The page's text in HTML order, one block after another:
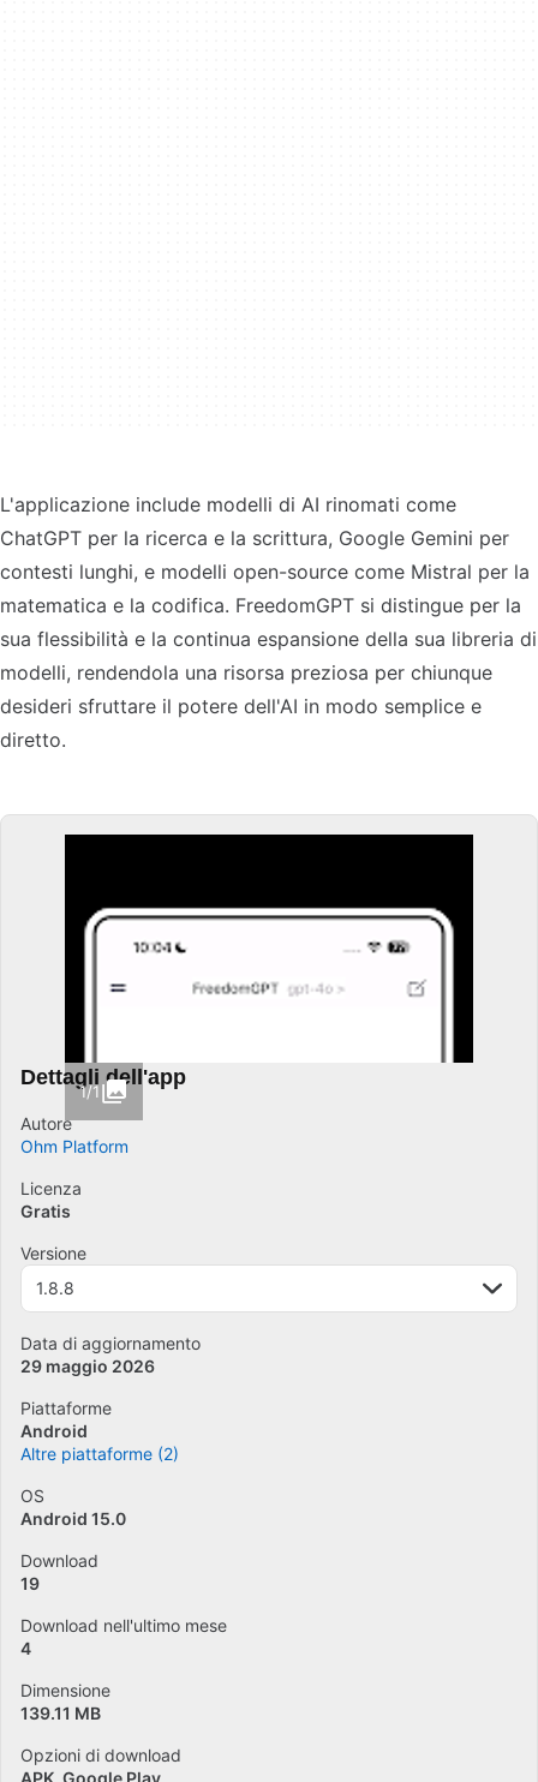
L'applicazione include modelli di AI rinomati come
ChatGPT per la ricerca e la scrittura, Google Gemini per
contesti lunghi, e modelli open-source come Mistral per la
matematica e la codifica. FreedomGPT si distingue per la
sua flessibilità e la continua espansione della sua libreria di
modelli, rendendola una risorsa preziosa per chiunque
desideri sfruttare il potere dell'AI in modo semplice e
diretto.
1/1
Dettagli dell'app
Autore
Ohm Platform
Licenza
Gratis
Versione
1.8.8
Data di aggiornamento
29 maggio 2026
Piattaforme
Android
Altre piattaforme (2)
OS
Android 15.0
Download
19
Download nell'ultimo mese
4
Dimensione
139.11 MB
Opzioni di download
APK, Google Play